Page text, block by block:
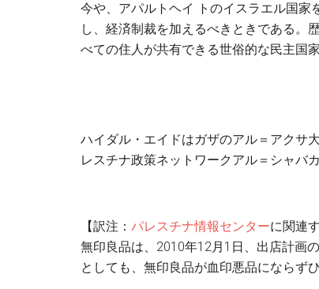
今や、アパルトヘイ トのイスラエル国家
し、経済制裁を加えるべきときである。
べての住人が共有できる世俗的な民主国
ハイダル・エイドはガザのアル＝アクサ
レスチナ政策ネットワークアル＝シャバ
【訳注： パレスチナ情報センターに関連
無印良品は、2010年12月1日、出店計画
としても、無印良品が血印悪品にならず